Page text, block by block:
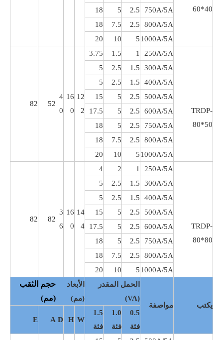
60*40
750A/5A
2.5
5
18
800A/5A
2.5
7.5
18
1000A/5A
5
10
20
TRDP-
80*50
250A/5A
1
1.5
3.75
12
2
16
0
4
0
52
82
300A/5A
1.5
2.5
5
400A/5A
1.5
2.5
5
500A/5A
2.5
5
15
600A/5A
2.5
5
17.5
750A/5A
2.5
5
18
800A/5A
2.5
7.5
18
1000A/5A
5
10
20
TRDP-
80*80
250A/5A
1
2
4
14
4
16
0
3
6
82
82
300A/5A
1.5
2.5
5
400A/5A
1.5
2.5
5
500A/5A
2.5
5
15
600A/5A
2.5
5
17.5
750A/5A
2.5
5
18
800A/5A
2.5
7.5
18
1000A/5A
5
10
20
يكتب مواصفة
الحمل المقدر
(VA)
الأبعاد
(مم)
حجم الثقب
(مم)
0.5
فئة
1.0
فئة
1.5
فئة
W
H
D
A
E